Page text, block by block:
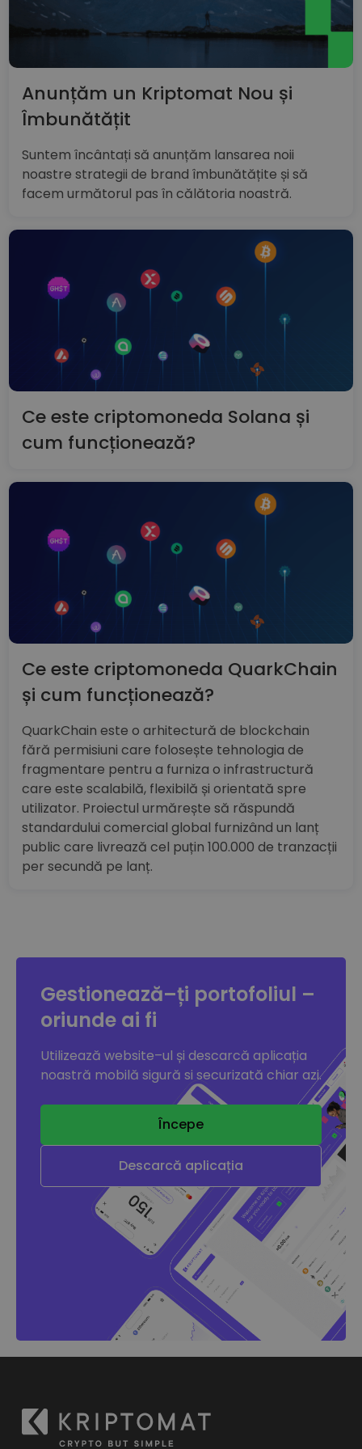
Anunțăm un Kriptomat Nou și
Îmbunătățit
Suntem încântați să anunțăm lansarea noii
noastre strategii de brand îmbunătățite și să
facem următorul pas în călătoria noastră.
Ce este criptomoneda Solana și
cum funcționează?
Ce este criptomoneda QuarkChain
și cum funcționează?
QuarkChain este o arhitectură de blockchain
fără permisiuni care folosește tehnologia de
fragmentare pentru a furniza o infrastructură
care este scalabilă, flexibilă și orientată spre
utilizator. Proiectul urmărește să răspundă
standardului comercial global furnizând un lanț
public care livrează cel puțin 100.000 de tranzacții
per secundă pe lanț.
Gestionează–ți portofoliul –
oriunde ai fi
Utilizează website–ul și descarcă aplicația
noastră mobilă sigură si securizată chiar azi.
Începe
Descarcă aplicația